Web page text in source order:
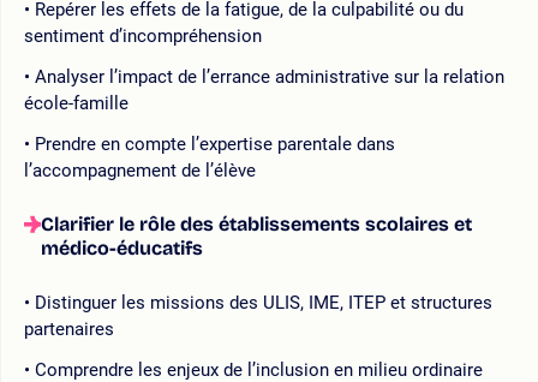
Repérer les effets de la fatigue, de la culpabilité ou du
sentiment d’incompréhension
Analyser l’impact de l’errance administrative sur la relation
école-famille
Prendre en compte l’expertise parentale dans
l’accompagnement de l’élève
Clarifier le rôle des établissements scolaires et
médico-éducatifs
Distinguer les missions des ULIS, IME, ITEP et structures
partenaires
Comprendre les enjeux de l’inclusion en milieu ordinaire